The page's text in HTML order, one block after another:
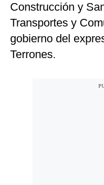
Construcción y
Transportes y
gobierno del
Terrones.